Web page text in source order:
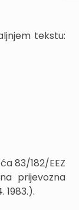
tekstu:
83/182/EEZ
prijevozna
1983.).